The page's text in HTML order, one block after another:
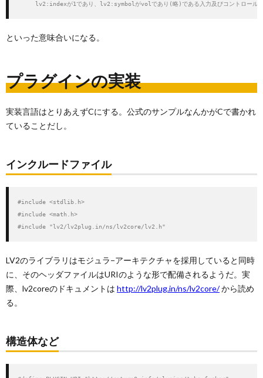
lv2:indexが1であり、lv2:symbolがvolであり(略)である入力及びコントロール
といった意味合いになる。
プラグインの実装
実装言語はとりあえずCにする。公式のサンプルなんかがCで書かれ
ていることだし。
インクルードファイル
#include <stdlib.h>
#include <math.h>
#include "lv2/lv2plug.in/ns/lv2core/lv2.h"
LV2のライブラリはモジュラ−アーキテクチャを採用していると同時
に、そのヘッダファイルはURIのような形で配備されるようだ。実
際、lv2coreのドキュメントは http://lv2plug.in/ns/lv2core/から読め
る。
構造体など